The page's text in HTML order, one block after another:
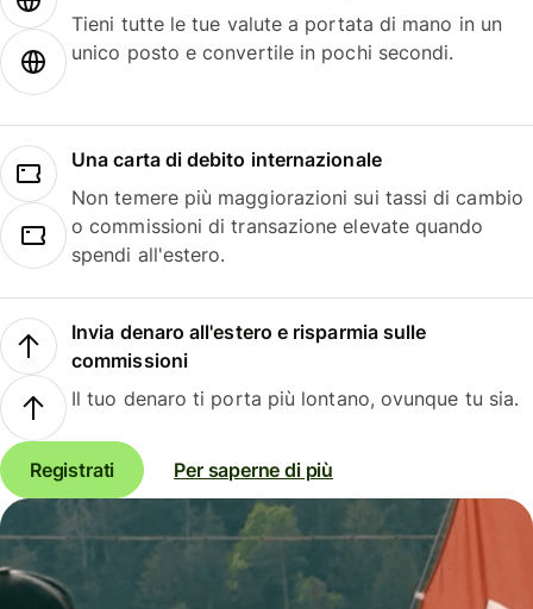
Tieni tutte le tue valute a portata di mano in un
unico posto e convertile in pochi secondi.
Una carta di debito internazionale
Non temere più maggiorazioni sui tassi di cambio
o commissioni di transazione elevate quando
spendi all'estero.
Invia denaro all'estero e risparmia sulle
commissioni
Il tuo denaro ti porta più lontano, ovunque tu sia.
Registrati Per saperne di più